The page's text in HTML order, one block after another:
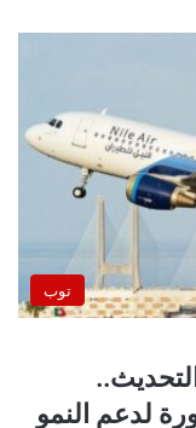
توب
لدعم النمو